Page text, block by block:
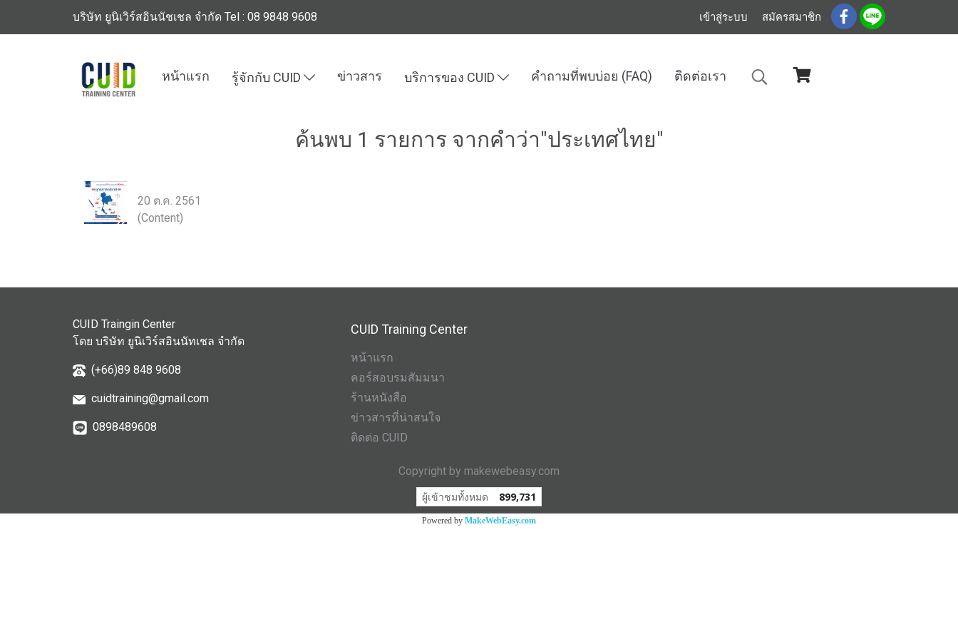
บริษัท ยูนิเวิร์สอินนัชเชล จำกัด Tel : 08 9848 9608 เข้าสู่ระบบ สมัครสมาชิก
หน้าแรก รู้จักกับ CUID ข่าวสาร บริการของ CUID คำถามที่พบบ่อย (FAQ) ติดต่อเรา
ค้นพบ 1 รายการ จากคำว่า"ประเทศไทย"
20 ต.ค. 2561
(Content)
CUID Traingin Center
โดย บริษัท ยูนิเวิร์สอินนัทเชล จำกัด
(+66)89 848 9608
cuidtraining@gmail.com
0898489608
CUID Training Center
หน้าแรก
คอร์สอบรมสัมมนา
ร้านหนังสือ
ข่าวสารที่น่าสนใจ
ติดต่อ CUID
Copyright by makewebeasy.com
ผู้เข้าชมทั้งหมด
899,731
Powered by MakeWebEasy.com